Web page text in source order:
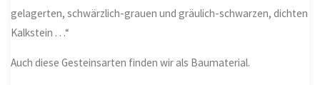
gelagerten, schwärzlich-grauen und gräulich-schwarzen, dichten
Kalkstein . . .“
Auch diese Gesteinsarten finden wir als Baumaterial.